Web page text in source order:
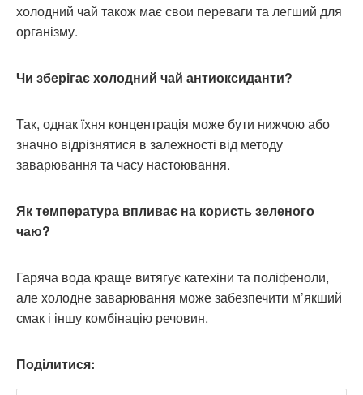
холодний чай також має свои переваги та легший для
організму.
Чи зберігає холодний чай антиоксиданти?
Так, однак їхня концентрація може бути нижчою або
значно відрізнятися в залежності від методу
заварювання та часу настоювання.
Як температура впливає на користь зеленого
чаю?
Гаряча вода краще витягує катехіни та поліфеноли,
але холодне заварювання може забезпечити м’якший
смак і іншу комбінацію речовин.
Поділитися: